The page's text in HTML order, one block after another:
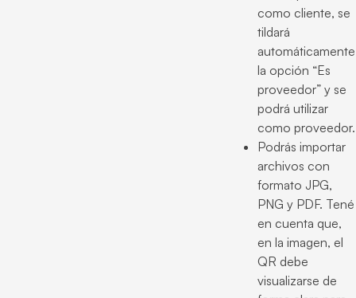
como cliente, se
tildará
automáticamente
la opción “Es
proveedor” y se
podrá utilizar
como proveedor.
Podrás importar
archivos con
formato JPG,
PNG y PDF. Tené
en cuenta que,
en la imagen, el
QR debe
visualizarse de